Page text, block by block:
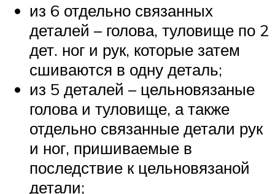
из 6 отдельно связанных
деталей – голова, туловище по 2
дет. ног и рук, которые затем
сшиваются в одну деталь;
из 5 деталей – цельновязаные
голова и туловище, а также
отдельно связанные детали рук
и ног, пришиваемые в
последствие к цельновязаной
детали;